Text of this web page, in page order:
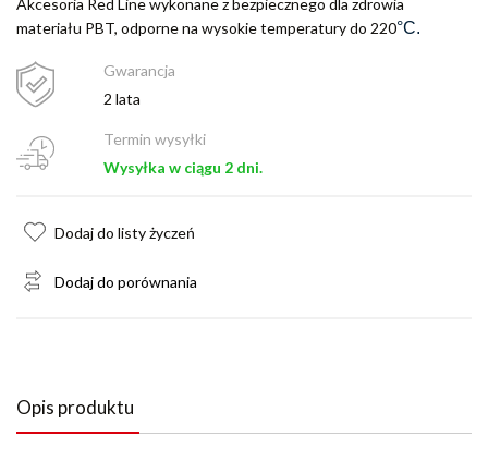
Akcesoria Red Line wykonane z bezpiecznego dla zdrowia
materiału PBT, odporne na wysokie temperatury do 220°C.
Gwarancja
2 lata
Termin wysyłki
Wysyłka w ciągu 2 dni.
Dodaj do listy życzeń
Dodaj do porównania
Opis produktu